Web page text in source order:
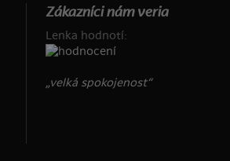
Zákazníci nám veria
Lenka hodnotí:
„velká spokojenost“